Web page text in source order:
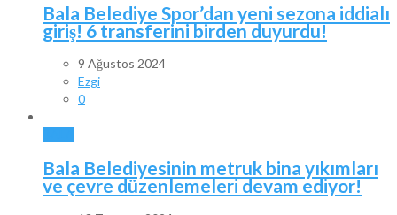
Bala Belediye Spor’dan yeni sezona iddialı
giriş! 6 transferini birden duyurdu!
9 Ağustos 2024
Ezgi
0
Bala Belediyesinin metruk bina yıkımları
ve çevre düzenlemeleri devam ediyor!